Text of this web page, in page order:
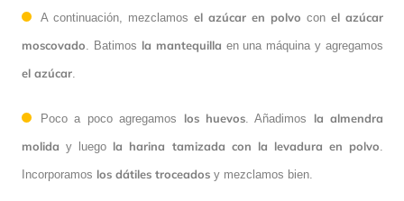
A continuación, mezclamos el azúcar en polvo con el azúcar
moscovado. Batimos la mantequilla en una máquina y agregamos
el azúcar.
Poco a poco agregamos los huevos. Añadimos
la almendra
molida y luego la harina tamizada con la levadura en polvo.
Incorporamos los dátiles troceados y mezclamos bien.